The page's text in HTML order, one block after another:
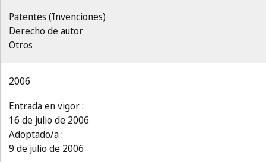
Patentes (Invenciones)
Derecho de autor
Otros
2006
Entrada en vigor :
16 de julio de 2006
Adoptado/a :
9 de julio de 2006